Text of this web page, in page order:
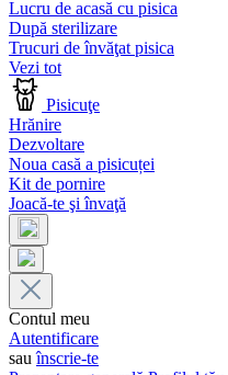
Lucru de acasă cu pisica
După sterilizare
Trucuri de învăţat pisica
Vezi tot
Pisicuţe
Hrănire
Dezvoltare
Noua casă a pisicuței
Kit de pornire
Joacă-te şi învaţă
Contul meu
Autentificare
sauînscrie-te